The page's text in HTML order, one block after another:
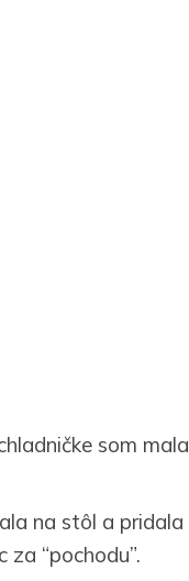
som mala
na stôl a pridala
“pochodu”.